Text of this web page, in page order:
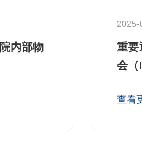
内部物
2025-
重要
会（
查看